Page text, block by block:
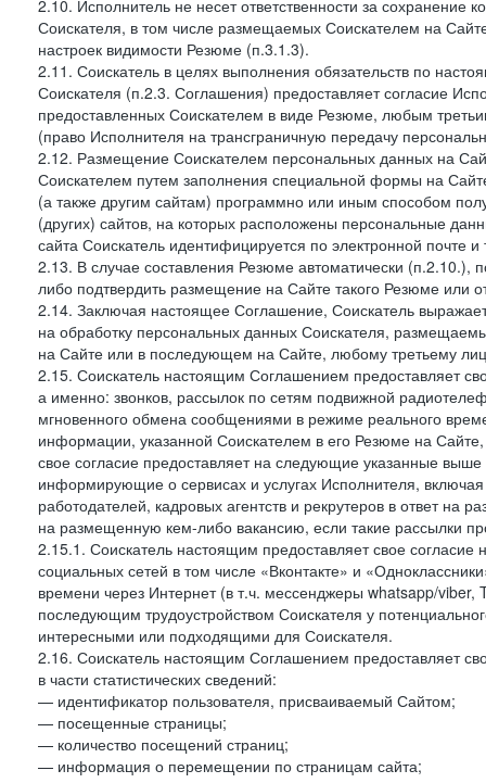
2.10. Исполнитель не несет ответственности за
Соискателя, в том числе размещаемых Соискателем на
настроек видимости Резюме (п.3.1.3).
2.11. Соискатель в целях выполнения обязательств по
Соискателя (п.2.3. Соглашения) предоставляет согласие
предоставленных Соискателем в виде Резюме, любым
(право Исполнителя на трансграничную передачу
2.12. Размещение Соискателем персональных данных на
Соискателем путем заполнения специальной формы на
(а также другим сайтам) программно или иным способом
(других) сайтов, на которых расположены персональные
сайта Соискатель идентифицируется по электронной почте
2.13. В случае составления Резюме автоматически (п.2.10.),
либо подтвердить размещение на Сайте такого Резюме или
2.14. Заключая настоящее Соглашение, Соискатель
на обработку персональных данных Соискателя,
на Сайте или в последующем на Сайте, любому третьему
2.15. Соискатель настоящим Соглашением предоставляет
а именно: звонков, рассылок по сетям подвижной
мгновенного обмена сообщениями в режиме реального
информации, указанной Соискателем в его Резюме на
свое согласие предоставляет на следующие указанные
информирующие о сервисах и услугах Исполнителя,
работодателей, кадровых агентств и рекрутеров в ответ
на размещенную кем-либо вакансию, если такие рассылки
2.15.1. Соискатель настоящим предоставляет свое
социальных сетей в том числе «Вконтакте» и
времени через Интернет (в т.ч. мессенджеры whatsapp/
последующим трудоустройством Соискателя у
интересными или подходящими для Соискателя.
2.16. Соискатель настоящим Соглашением предоставляет
в части статистических сведений:
— идентификатор пользователя, присваиваемый Сайтом;
— посещенные страницы;
— количество посещений страниц;
— информация о перемещении по страницам сайта;